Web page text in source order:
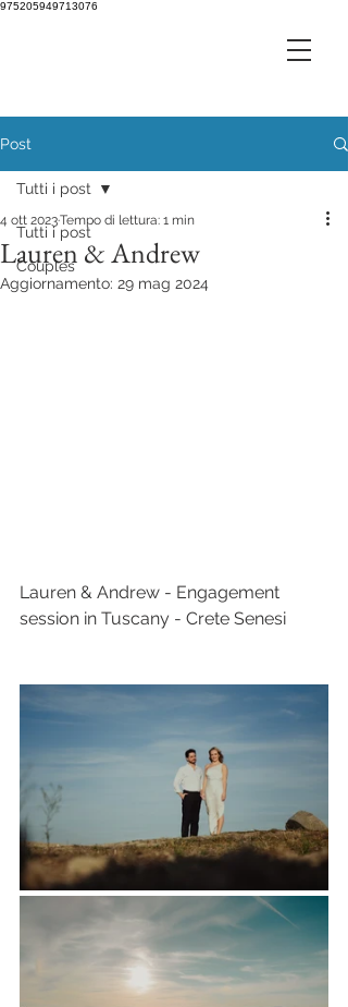
975205949713076
Post
Tutti i post
Couples
Tutti i post
Lauren & Andrew
4 ott 2023Tempo di lettura: 1 min
Aggiornamento: 29 mag 2024
Lauren & Andrew - Engagement
session in Tuscany - Crete Senesi